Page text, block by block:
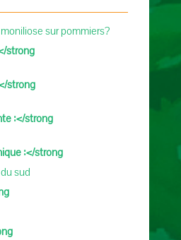
sur pommiers?
strong
strong
:</strong
:</strong
sud